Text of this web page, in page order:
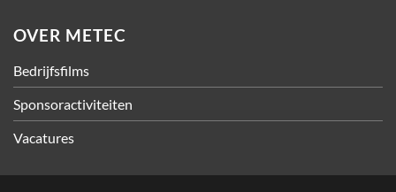
OVER METEC
Bedrijfsfilms
Sponsoractiviteiten
Vacatures